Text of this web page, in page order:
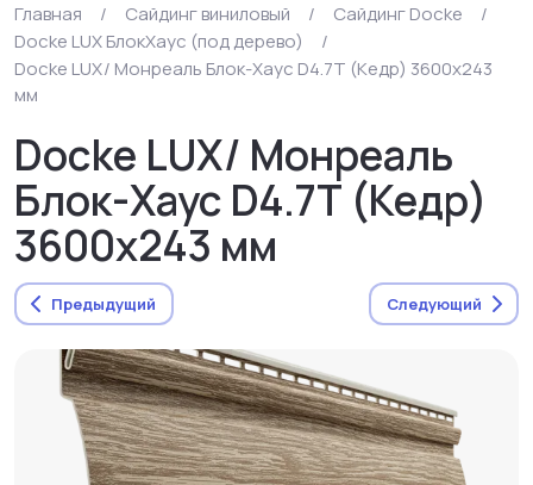
Главная / Сайдинг виниловый / Сайдинг Docke
/
Docke LUX БлокХаус (под дерево)
/
Docke LUX/ Монреаль Блок-Хаус D4.7T (Кедр) 3600х243
мм
Docke LUX/ Монреаль
Блок-Хаус D4.7T (Кедр)
3600х243 мм
Предыдущий Следующий